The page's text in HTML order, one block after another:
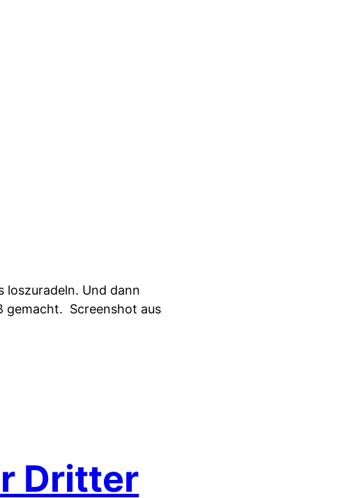
loszuradeln. Und dann
gemacht. Screenshot aus
Dritter